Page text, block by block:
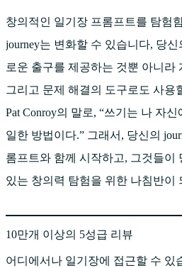
창의적인 일기장 프롬프트를 탐험
journey는 변화할 수 있습니다, 당
로운 출구를 제공하는 것뿐 아니라
그리고 문제 해결의 도구로도 사용
Pat Conroy의 말로, “쓰기는 나 자
일한 방법이다.” 그래서, 당신의
롬프트와 함께 시작하고, 그것들이
있는 창의력 탐험을 위한 나침반이
10만개 이상의 5성급 리뷰
어디에서나 일기장에 접근할 수 있